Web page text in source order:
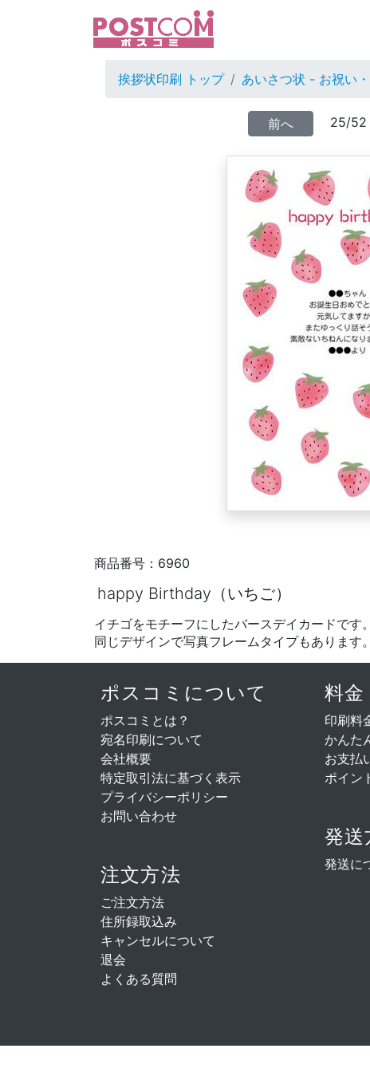
挨拶状印刷 トップ あいさつ状 - お祝い
25/
商品番号：6960
happy Birthday（いちご）
イチゴをモチーフにしたバースデイカードです。
同じデザインで写真フレームタイプもあります。
ポスコミについて
ポスコミとは？
宛名印刷について
会社概要
特定取引法に基づく表示
プライバシーポリシー
お問い合わせ
注文方法
ご注文方法
住所録取込み
キャンセルについて
退会
よくある質問
料金
印刷料
かんた
お支払
ポイン
発送
発送に